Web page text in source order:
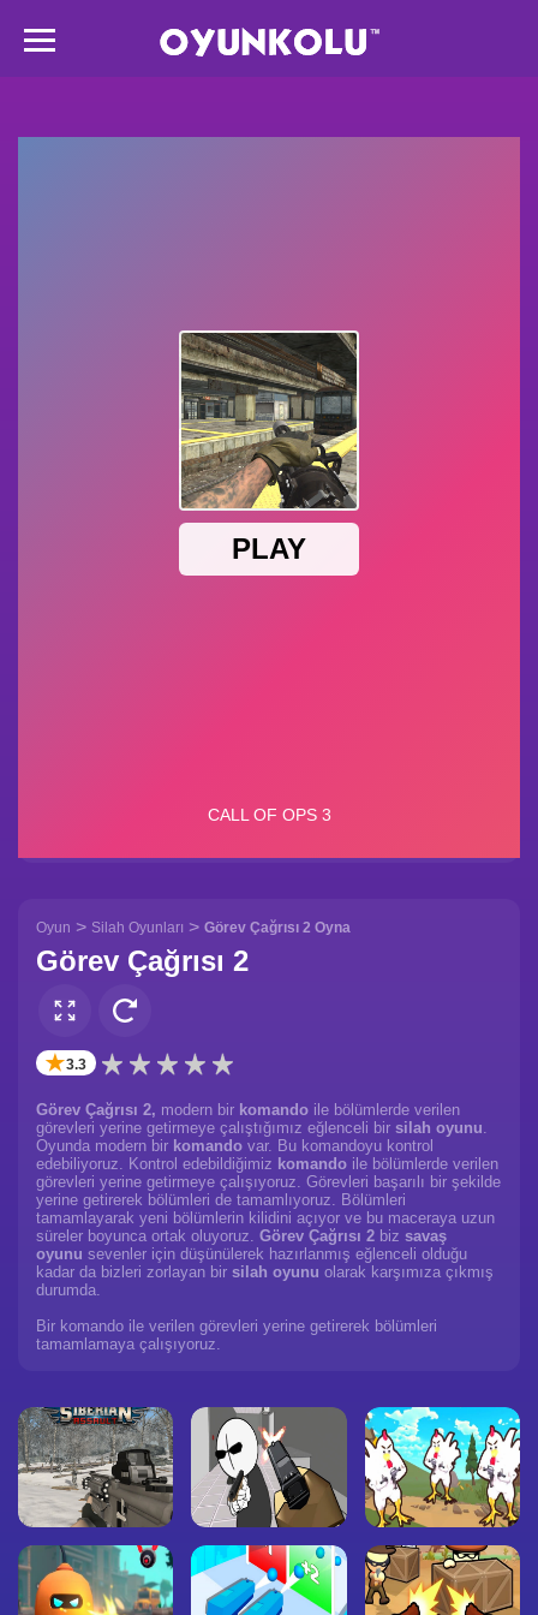
Oyun > Silah Oyunları > Görev Çağrısı 2 Oyna
Görev Çağrısı 2
✭3.3
Görev Çağrısı 2, modern bir komando ile bölümlerde verilen
görevleri yerine getirmeye çalıştığımız eğlenceli bir silah oyunu.
Oyunda modern bir komando var. Bu komandoyu kontrol
edebiliyoruz. Kontrol edebildiğimiz komando ile bölümlerde verilen
görevleri yerine getirmeye çalışıyoruz. Görevleri başarılı bir şekilde
yerine getirerek bölümleri de tamamlıyoruz. Bölümleri
tamamlayarak yeni bölümlerin kilidini açıyor ve bu maceraya uzun
süreler boyunca ortak oluyoruz. Görev Çağrısı 2 biz savaş
oyunu sevenler için düşünülerek hazırlanmış eğlenceli olduğu
kadar da bizleri zorlayan bir silah oyunu olarak karşımıza çıkmış
durumda.
Bir komando ile verilen görevleri yerine getirerek bölümleri
tamamlamaya çalışıyoruz.